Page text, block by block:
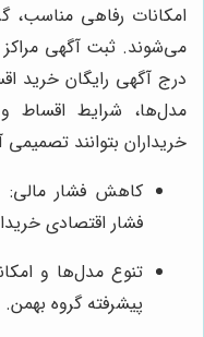
امکانات رفاهی مناسب،
می‌شوند. ثبت آگهی
درج آگهی رایگان خرید
مدل‌ها، شرایط اقساط
خریداران بتوانند تصمیمی
کاهش فشار مالی:
فشار اقتصادی
تنوع مدل‌ها و
پیشرفته گروه بهمن.